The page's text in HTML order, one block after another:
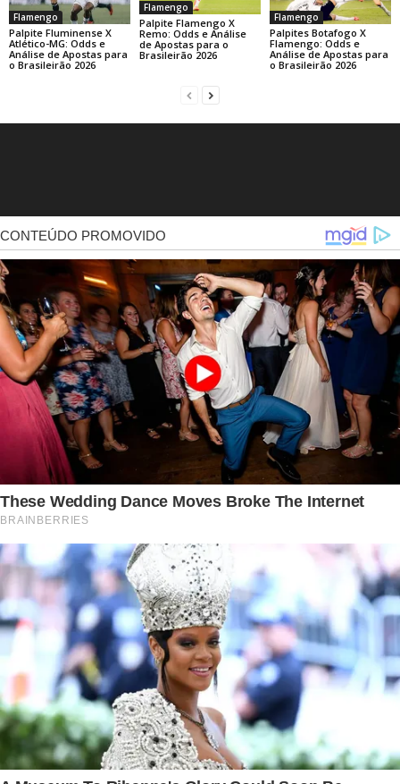
Flamengo
Palpite Fluminense X
Atlético-MG: Odds e
Análise de Apostas para
o Brasileirão 2026
Flamengo
Palpite Flamengo X
Remo: Odds e Análise
de Apostas para o
Brasileirão 2026
Flamengo
Palpites Botafogo X
Flamengo: Odds e
Análise de Apostas para
o Brasileirão 2026